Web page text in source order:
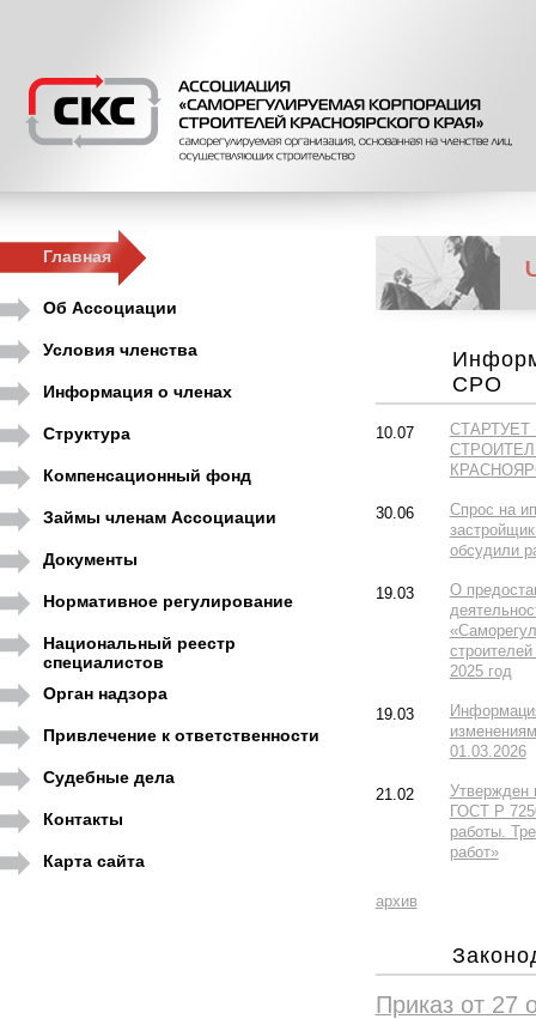
Главная
Об Ассоциации
Условия членства
Информация о членах
Структура
Компенсационный фонд
Займы членам Ассоциации
Документы
Нормативное регулирование
Национальный реестр
специалистов
Орган надзора
Привлечение к ответственности
Судебные дела
Контакты
Карта сайта
СРО
архив
10.07
30.06
Спрос на
обсудили
19.03
О
2025 год
19.03
01.03.2026
21.02
Утвержден
ГОСТ Р
работы.
работ»
Приказ от 27